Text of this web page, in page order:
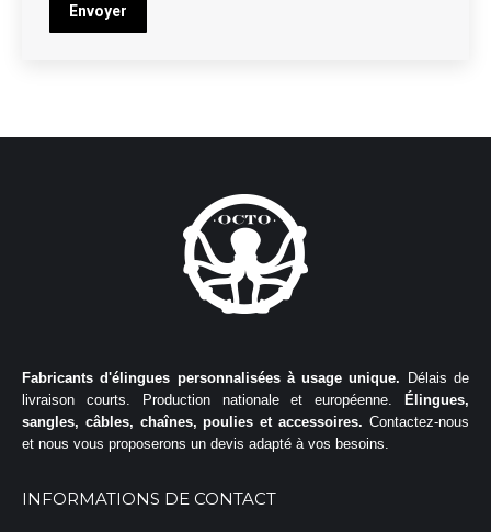
Envoyer
Fabricants d'élingues personnalisées à usage unique. Délais de
livraison courts. Production nationale et européenne.
Élingues,
sangles, câbles, chaînes, poulies et accessoires. Contactez-nous
et nous vous proposerons un devis adapté à vos besoins.
INFORMATIONS DE CONTACT